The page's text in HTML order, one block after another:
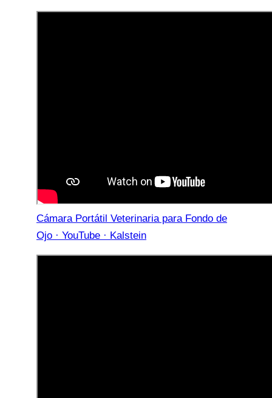
Cámara Portátil Veterinaria para Fondo de
Ojo · YouTube · Kalstein